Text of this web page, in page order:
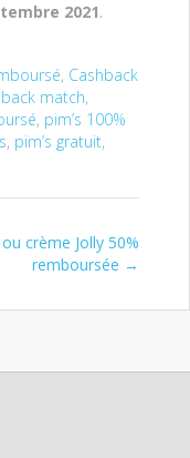
2021.
, Cashback
match,
, pim’s 100%
, pim’s gratuit,
crème Jolly 50%
remboursée →